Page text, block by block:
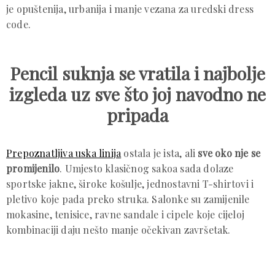
je opuštenija, urbanija i manje vezana za uredski dress
code.
Pencil suknja se vratila i najbolje
izgleda uz sve što joj navodno ne
pripada
Prepoznatljiva uska linija ostala je ista, ali sve oko nje se
promijenilo. Umjesto klasičnog sakoa sada dolaze
sportske jakne, široke košulje, jednostavni T-shirtovi i
pletivo koje pada preko struka. Salonke su zamijenile
mokasine, tenisice, ravne sandale i cipele koje cijeloj
kombinaciji daju nešto manje očekivan završetak.